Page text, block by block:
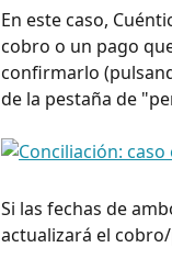
En este caso,
cobro o un pago
confirmarlo
de la pestaña de
Si las fechas de
actualizará el